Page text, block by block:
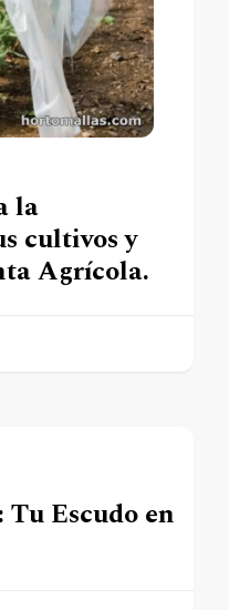
la
cultivos y
Agrícola.
Escudo en